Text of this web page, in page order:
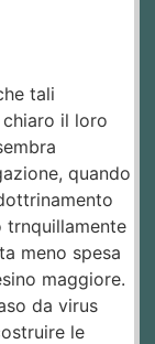
tali
il loro
quando
meno spesa
maggiore.
da virus
le